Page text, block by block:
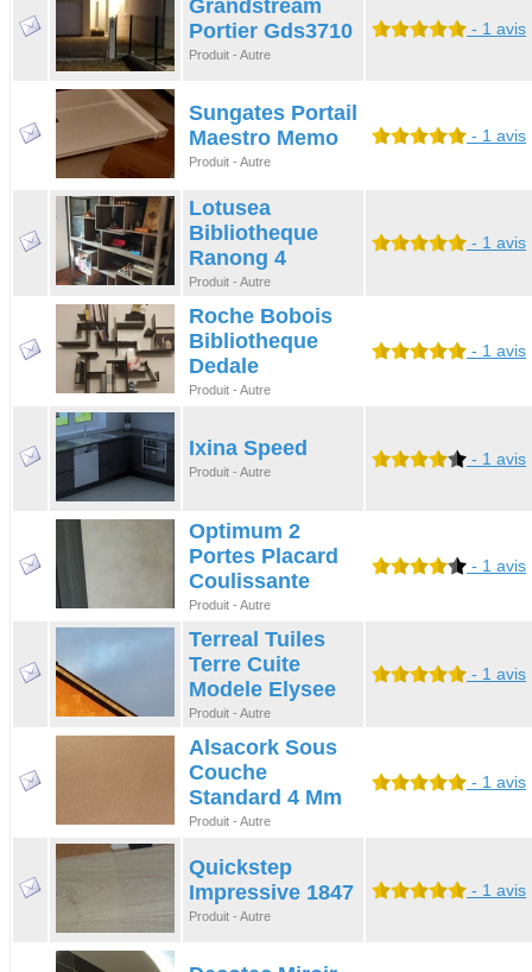
Grandstream
Portier Gds3710
Produit - Autre
- 1 avis
Sungates Portail
Maestro Memo
Produit - Autre
- 1 avis
Lotusea
Bibliotheque
Ranong 4
Produit - Autre
- 1 avis
Roche Bobois
Bibliotheque
Dedale
Produit - Autre
- 1 avis
Ixina Speed
Produit - Autre
- 1 avis
Optimum 2
Portes Placard
Coulissante
Produit - Autre
- 1 avis
Terreal Tuiles
Terre Cuite
Modele Elysee
Produit - Autre
- 1 avis
Alsacork Sous
Couche
Standard 4 Mm
Produit - Autre
- 1 avis
Quickstep
Impressive 1847
Produit - Autre
- 1 avis